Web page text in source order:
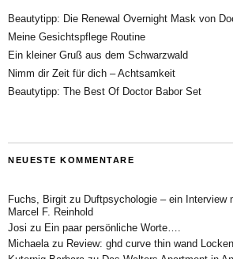
Beautytipp: Die Renewal Overnight Mask von
Meine Gesichtspflege Routine
Ein kleiner Gruß aus dem Schwarzwald
Nimm dir Zeit für dich – Achtsamkeit
Beautytipp: The Best Of Doctor Babor Set
NEUESTE KOMMENTARE
Fuchs, Birgit zu Duftpsychologie – ein Interview
Marcel F. Reinhold
Josi zu Ein paar persönliche Worte….
Michaela zu Review: ghd curve thin wand